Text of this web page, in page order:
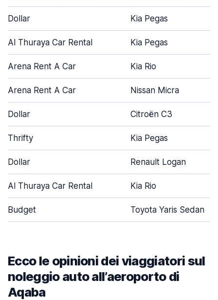
Dollar Kia Pegas
Al Thuraya Car Rental Kia Pegas
Arena Rent A Car Kia Rio
Arena Rent A Car Nissan Micra
Dollar Citroën C3
Thrifty Kia Pegas
Dollar Renault Logan
Al Thuraya Car Rental Kia Rio
Budget Toyota Yaris Sedan
Ecco le opinioni dei viaggiatori sul
noleggio auto all’aeroporto di
Aqaba